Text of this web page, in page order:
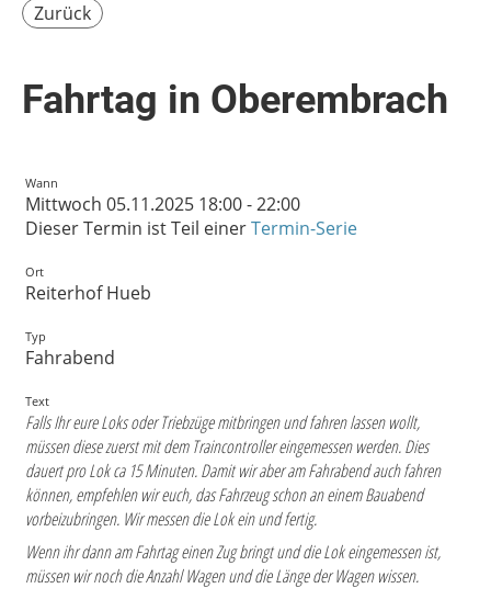
Zurück
Fahrtag in Oberembrach
Wann
Mittwoch 05.11.2025 18:00 - 22:00
Dieser Termin ist Teil einerTermin-Serie
Ort
Reiterhof Hueb
Typ
Fahrabend
Text
Falls Ihr eure Loks oder Triebzüge mitbringen und fahren lassen wollt,
müssen diese zuerst mit dem Traincontroller eingemessen werden. Dies
dauert pro Lok ca 15 Minuten. Damit wir aber am Fahrabend auch fahren
können, empfehlen wir euch, das Fahrzeug schon an einem Bauabend
vorbeizubringen. Wir messen die Lok ein und fertig.
Wenn ihr dann am Fahrtag einen Zug bringt und die Lok eingemessen ist,
müssen wir noch die Anzahl Wagen und die Länge der Wagen wissen.